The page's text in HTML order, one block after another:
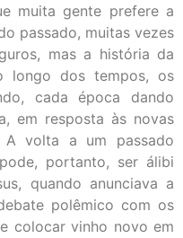
muita gente prefere a
passado, muitas vezes
mas a história da
longo dos tempos, os
cada época dando
em resposta às novas
A volta a um passado
portanto, ser álibi
quando anunciava a
polêmico com os
colocar vinho novo em